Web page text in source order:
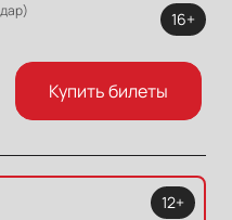
16+
Купить билеты
12+